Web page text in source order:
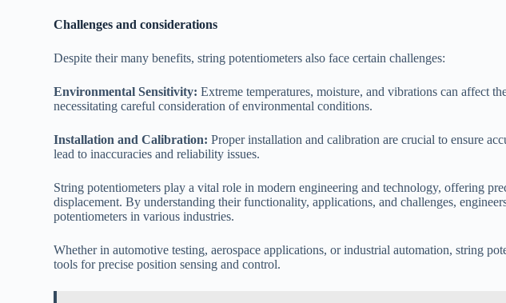
Challenges and considerations
Despite their many benefits, string potentiometers also face certain challenges:
Environmental Sensitivity: Extreme temperatures, moisture, and vibrations can affect
necessitating careful consideration of environmental conditions.
Installation and Calibration: Proper installation and calibration are crucial to ensure
lead to inaccuracies and reliability issues.
String potentiometers play a vital role in modern engineering and technology, offering
displacement. By understanding their functionality, applications, and challenges,
potentiometers in various industries.
Whether in automotive testing, aerospace applications, or industrial automation, string
tools for precise position sensing and control.